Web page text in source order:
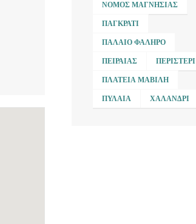
ΝΟΜΌΣ ΜΑΓΝΗΣΊΑΣ
ΠΑΓΚΡΆΤΙ
ΠΑΛΑΙΌ ΦΆΛΗΡΟ
ΠΕΙΡΑΙΆΣ ΠΕΡΙΣΤΈΡΙ
ΠΛΑΤΕΊΑ ΜΑΒΊΛΗ
ΠΥΛΑΊΑ ΧΑΛΆΝΔΡΙ